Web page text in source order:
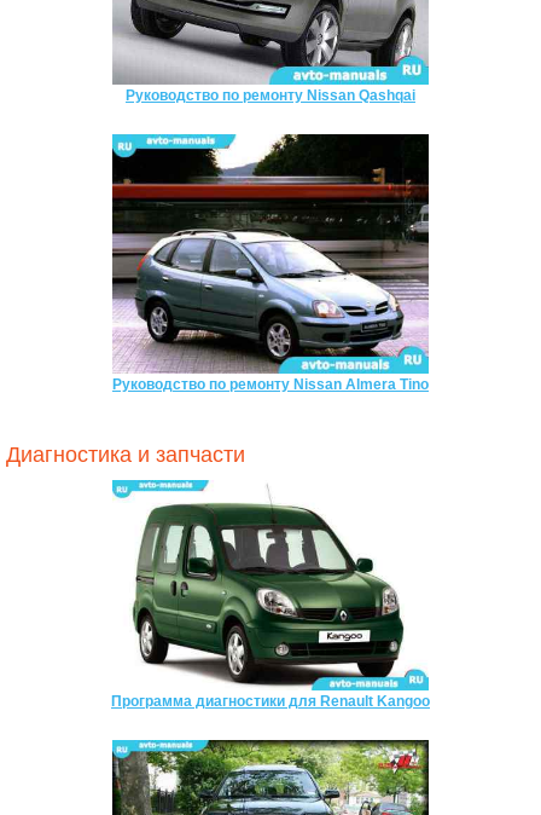
Руководство по ремонту Nissan Qashqai
Руководство по ремонту Nissan Almera Tino
Диагностика и запчасти
Программа диагностики для Renault Kangoo